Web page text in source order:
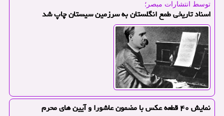
توسط انتشارات مبصر؛
اسناد تاریخی طمع انگلستان به سرزمین سیستان چاپ شد
نمایش ۴۰ قطعه عكس با مضمون عاشورا و آیین های محرم